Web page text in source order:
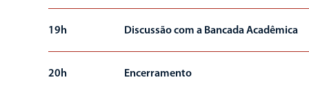
19h Discussão com a Bancada Acadêmica
20h Encerramento